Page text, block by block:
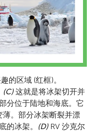
的区域 (红框)。
(C)这就是将冰架切开并
分位于陆地和海底。它
。部分冰架断裂并漂
的冰架。 (D)RV 沙克尔